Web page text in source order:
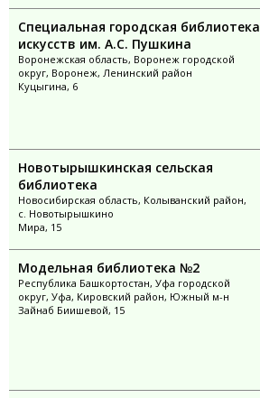
Специальная городская библиотека
искусств им. А.С. Пушкина
Воронежская область, Воронеж городской
округ, Воронеж, Ленинский район
Куцыгина, 6
Новотырышкинская сельская
библиотека
Новосибирская область, Колыванский район,
с. Новотырышкино
Мира, 15
Модельная библиотека №2
Республика Башкортостан, Уфа городской
округ, Уфа, Кировский район, Южный м-н
Зайнаб Биишевой, 15